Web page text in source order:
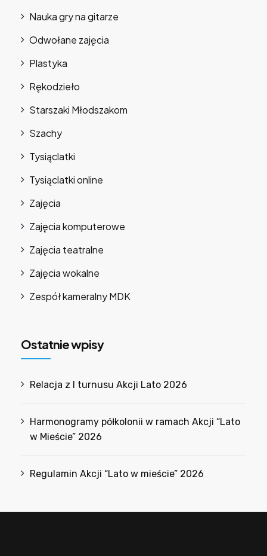
Nauka gry na gitarze
Odwołane zajęcia
Plastyka
Rękodzieło
Starszaki Młodszakom
Szachy
Tysiąclatki
Tysiąclatki online
Zajęcia
Zajęcia komputerowe
Zajęcia teatralne
Zajęcia wokalne
Zespół kameralny MDK
Ostatnie wpisy
Relacja z I turnusu Akcji Lato 2026
Harmonogramy półkolonii w ramach Akcji “Lato
w Mieście” 2026
Regulamin Akcji “Lato w mieście” 2026